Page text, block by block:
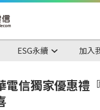
ESG永續 加入
電信獨家優惠禮『